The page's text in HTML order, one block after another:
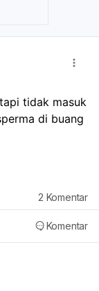
tidak masuk
di buang
Komentar
2 Komentar